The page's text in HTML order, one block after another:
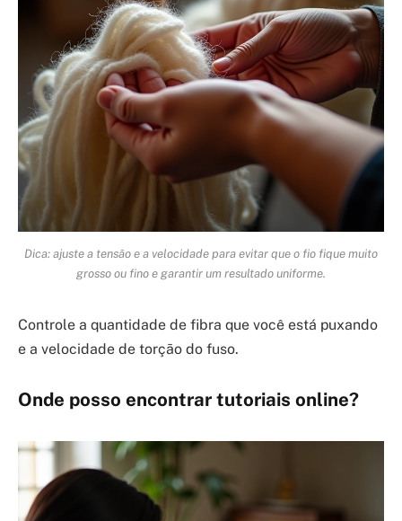
Dica: ajuste a tensão e a velocidade para evitar que o fio fique muito
grosso ou fino e garantir um resultado uniforme.
Controle a quantidade de fibra que você está puxando
e a velocidade de torção do fuso.
Onde posso encontrar tutoriais online?